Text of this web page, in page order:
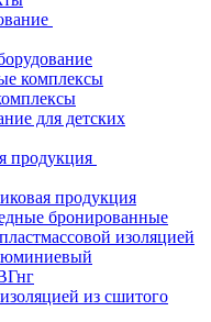
комплексы
для детских
продукция
продукция
бронированные
изоляцией
из сшитого